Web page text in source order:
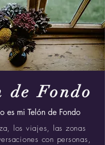
de Fondo
es mi Telón de Fondo
los viajes, las zonas
con personas,